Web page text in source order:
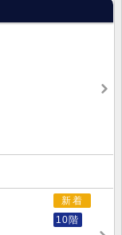
新着
10階